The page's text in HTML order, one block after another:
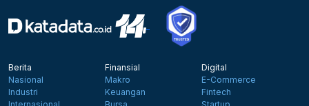
Berita
Nasional
Industri
Finansial
Makro
Keuangan
Digital
E-Commerce
Fintech